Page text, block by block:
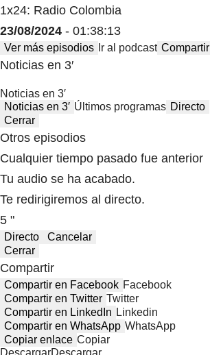
1x24: Radio Colombia
23/08/2024 - 01:38:13
Ver más episodios Ir al podcast Compartir
Noticias en 3′
Noticias en 3′
Noticias en 3′ Últimos programas Directo
Cerrar
Otros episodios
Cualquier tiempo pasado fue anterior
Tu audio se ha acabado.
Te redirigiremos al directo.
5 "
Directo
Cancelar
Cerrar
Compartir
Compartir en Facebook Facebook
Compartir en Twitter Twitter
Compartir en LinkedIn Linkedin
Compartir en WhatsApp WhatsApp
Copiar enlace Copiar
DescargarDescargar